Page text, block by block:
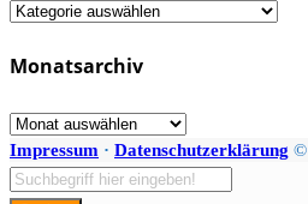
Fächer
Kategorien
Monatsarchiv
Monatsarchiv
Impressum · Datenschutzerklärung ©